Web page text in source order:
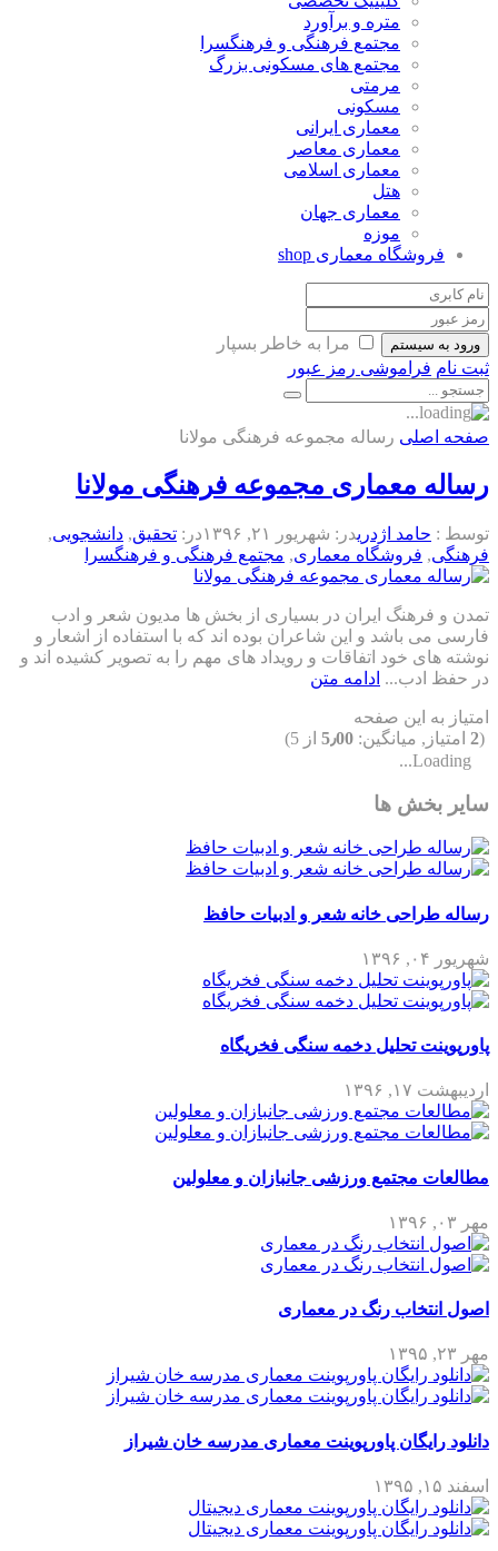
متره و برآورد
مجتمع فرهنگی و فرهنگسرا
مجتمع های مسکونی بزرگ
مرمتی
مسکونی
معماری ایرانی
معماری معاصر
معماری اسلامی
هتل
معماری جهان
موزه
فروشگاه معماری shop
ورود به سیستم
مرا به خاطر بسپار
ثبت نام فراموشی رمز عبور
صفحه اصلی رساله مجموعه فرهنگی مولانا
رساله معماری مجموعه فرهنگی مولانا
توسط : حامد اژدریدر: شهریور ۲۱, ۱۳۹۶ در: تحقیق, دانشجویی,
فرهنگی, فروشگاه معماری, مجتمع فرهنگی و فرهنگسرا
تمدن و فرهنگ ایران در بسیاری از بخش ها مدیون شعر و ادب
فارسی می باشد و این شاعران بوده اند که با استفاده از اشعار و
نوشته های خود اتفاقات و رویداد های مهم را به تصویر کشیده اند و
در حفظ ادب... ادامه متن
امتیاز به این صفحه
(
2 امتیاز, میانگین: 5٫00 از 5)
Loading...
سایر بخش ها
رساله طراحی خانه شعر و ادبیات حافظ
شهریور ۰۴, ۱۳۹۶
پاورپوینت تحلیل دخمه سنگی فخریگاه
اردیبهشت ۱۷, ۱۳۹۶
مطالعات مجتمع ورزشی جانبازان و معلولین
مهر ۰۳, ۱۳۹۶
اصول انتخاب رنگ در معماری
مهر ۲۳, ۱۳۹۵
دانلود رایگان پاورپوینت معماری مدرسه خان شیراز
اسفند ۱۵, ۱۳۹۵